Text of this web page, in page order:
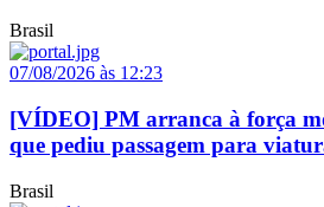
Brasil
07/08/2026 às 12:23
[VÍDEO] PM arranca à força
que pediu passagem para
Brasil